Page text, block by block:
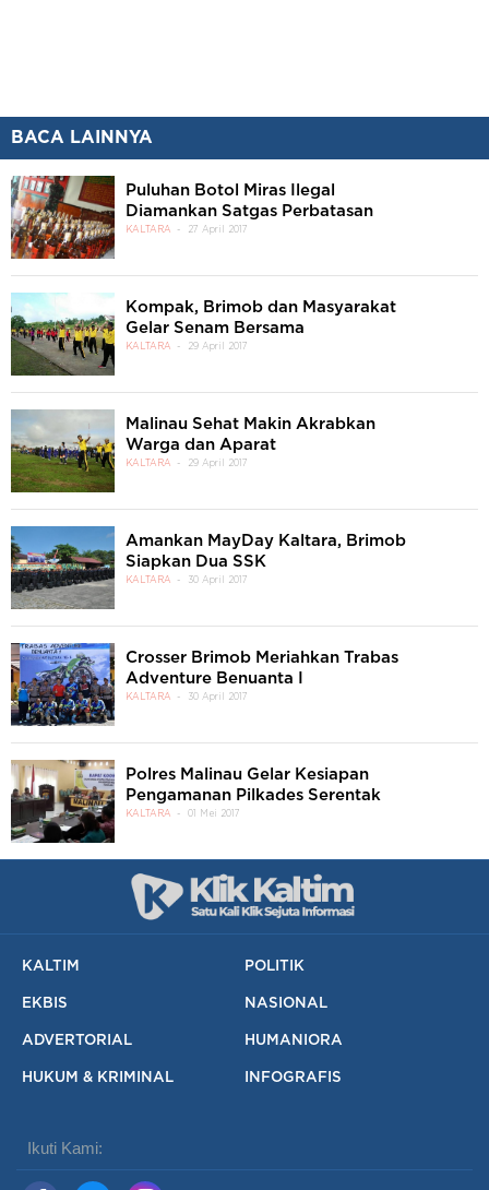
BACA LAINNYA
Puluhan Botol Miras Ilegal
Diamankan Satgas Perbatasan
KALTARA 27 April 2017
Kompak, Brimob dan Masyarakat
Gelar Senam Bersama
KALTARA 29 April 2017
Malinau Sehat Makin Akrabkan
Warga dan Aparat
KALTARA 29 April 2017
Amankan MayDay Kaltara, Brimob
Siapkan Dua SSK
KALTARA 30 April 2017
Crosser Brimob Meriahkan Trabas
Adventure Benuanta I
KALTARA 30 April 2017
Polres Malinau Gelar Kesiapan
Pengamanan Pilkades Serentak
KALTARA 01 Mei 2017
KALTIM POLITIK
EKBIS NASIONAL
ADVERTORIAL HUMANIORA
HUKUM & KRIMINAL INFOGRAFIS
Ikuti Kami: